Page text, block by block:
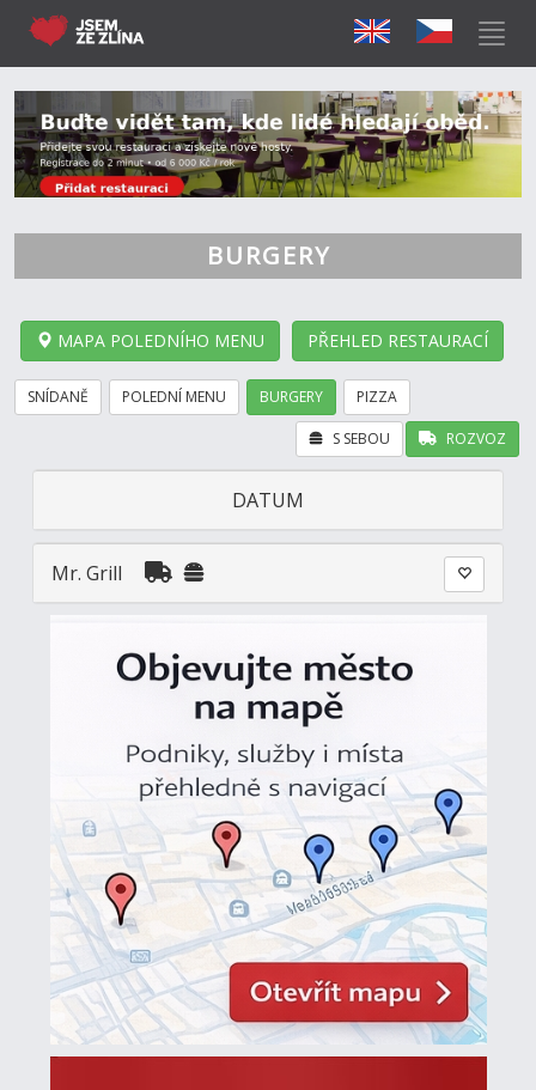
BURGERY
MAPA POLEDNÍHO MENU PŘEHLED RESTAURACÍ
SNÍDANĚ POLEDNÍ MENU BURGERY PIZZA
ROZVOZ
S SEBOU
DATUM
Mr. Grill